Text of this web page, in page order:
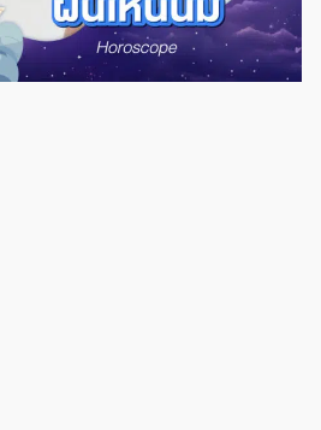
ฝันเห็นกุมารร้องไห้ นอกจากนี้ การฝันเห็น
เป็นฝันที่ไม่ค่อยดี เพราะเป็นฝันบอก
มีปัญหาที่ทำให้ไม่สบายใจ เช่น ปัญหาเรื่อง
งของความรัก เพราะมีเกณฑ์เจอรักทาง